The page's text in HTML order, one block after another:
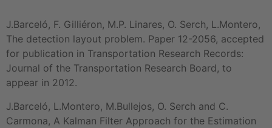
J.Barceló, F. Gilliéron, M.P. Linares, O. Serch, L.Montero,
The detection layout problem. Paper 12-2056, accepted
for publication in Transportation Research Records:
Journal of the Transportation Research Board, to
appear in 2012.
J.Barceló, L.Montero, M.Bullejos, O. Serch and C.
Carmona, A Kalman Filter Approach for the Estimation